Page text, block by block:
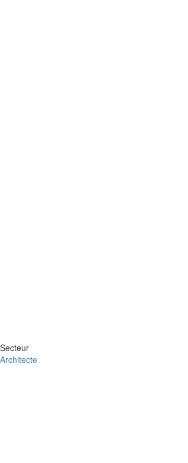
Secteur
Architecte